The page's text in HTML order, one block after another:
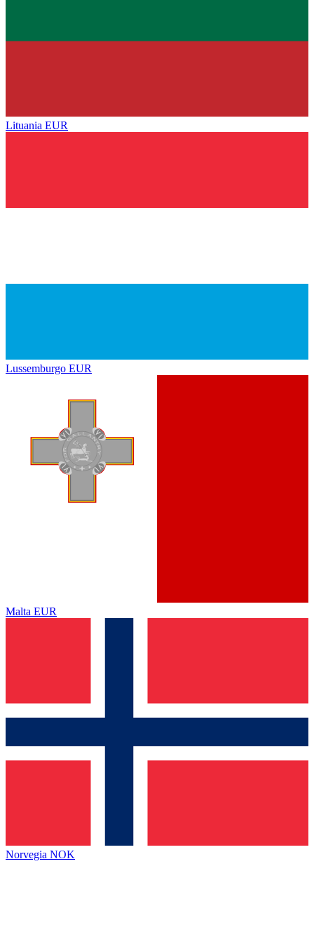
Lituania EUR
Lussemburgo EUR
Malta EUR
Norvegia NOK